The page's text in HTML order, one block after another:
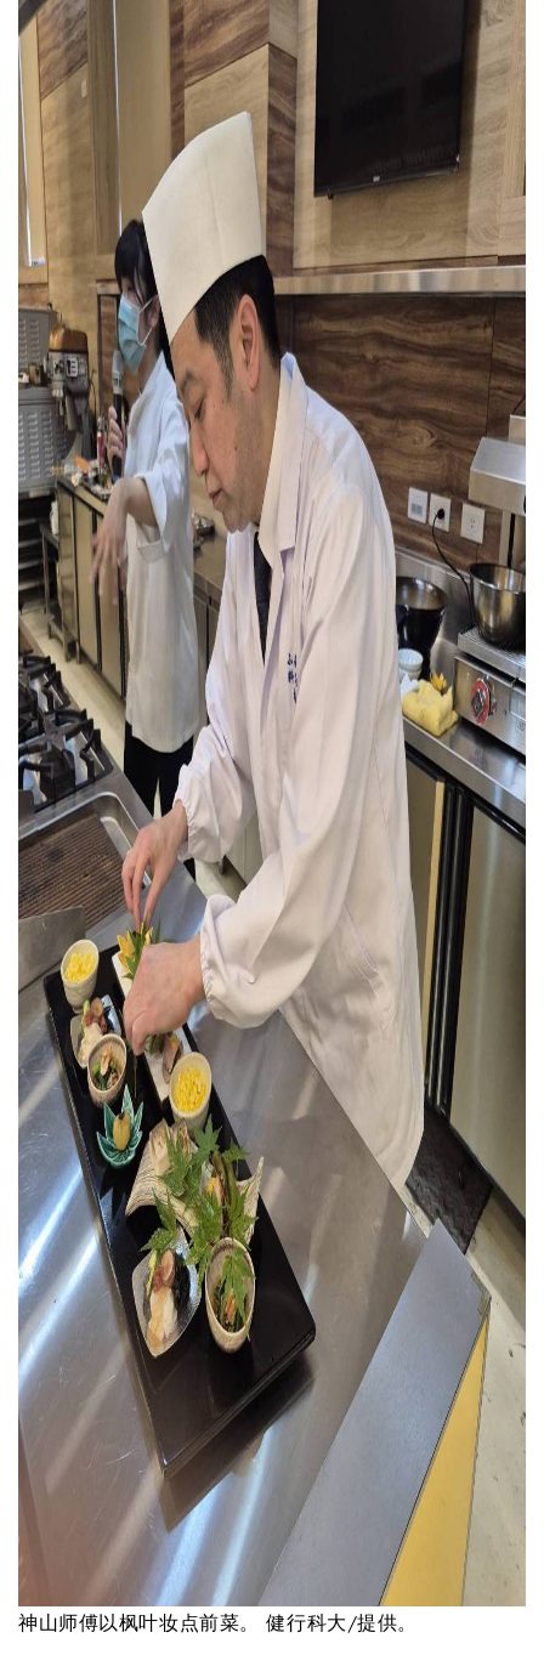
神山师傅以枫叶妆点前菜。 健行科大/提供。